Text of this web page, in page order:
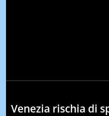
Venezia rischia di